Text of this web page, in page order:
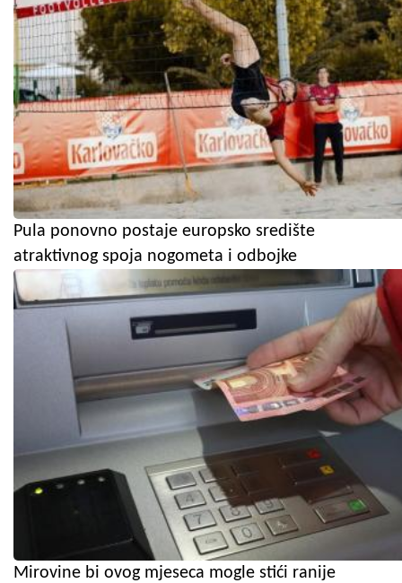
Pula ponovno postaje europsko središte
atraktivnog spoja nogometa i odbojke
Mirovine bi ovog mjeseca mogle stići ranije